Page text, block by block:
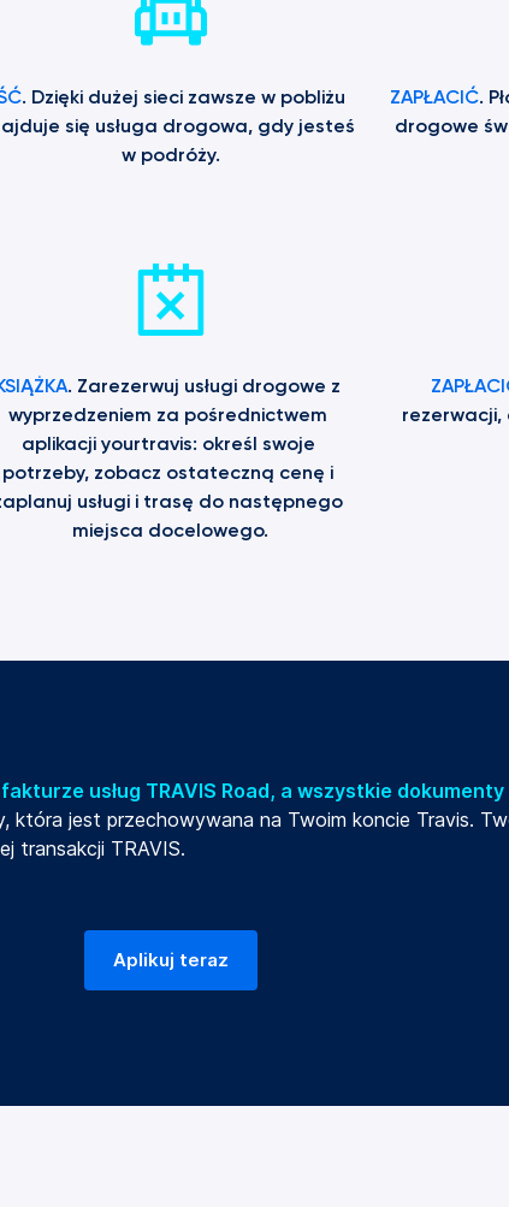
. Dzięki dużej sieci zawsze w pobliżu
się usługa drogowa, gdy jesteś
w podróży.
ZAPŁACIĆ.
drogowe
. Zarezerwuj usługi drogowe z
wyprzedzeniem za pośrednictwem
aplikacji yourtravis: określ swoje
potrzeby, zobacz ostateczną cenę i
usługi i trasę do następnego
miejsca docelowego.
rezerwacji,
usług TRAVIS Road, a wszystkie
która jest przechowywana na Twoim koncie Travis.
transakcji TRAVIS.
Aplikuj teraz